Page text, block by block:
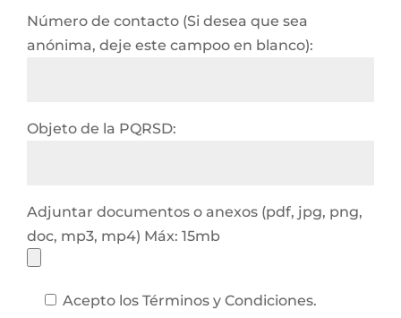
Número de contacto (Si desea que sea
anónima, deje este campoo en blanco):
Objeto de la PQRSD:
Adjuntar documentos o anexos (pdf, jpg, png,
doc, mp3, mp4) Máx: 15mb
Acepto los Términos y Condiciones.